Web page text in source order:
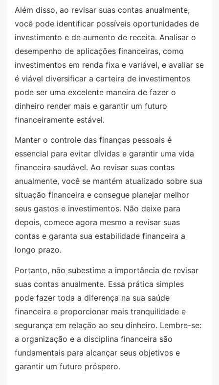
Além disso, ao revisar suas contas anualmente,
você pode identificar possíveis oportunidades de
investimento e de aumento de receita. Analisar o
desempenho de aplicações financeiras, como
investimentos em renda fixa e variável, e avaliar se
é viável diversificar a carteira de investimentos
pode ser uma excelente maneira de fazer o
dinheiro render mais e garantir um futuro
financeiramente estável.
Manter o controle das finanças pessoais é
essencial para evitar dívidas e garantir uma vida
financeira saudável. Ao revisar suas contas
anualmente, você se mantém atualizado sobre sua
situação financeira e consegue planejar melhor
seus gastos e investimentos. Não deixe para
depois, comece agora mesmo a revisar suas
contas e garanta sua estabilidade financeira a
longo prazo.
Portanto, não subestime a importância de revisar
suas contas anualmente. Essa prática simples
pode fazer toda a diferença na sua saúde
financeira e proporcionar mais tranquilidade e
segurança em relação ao seu dinheiro. Lembre-se:
a organização e a disciplina financeira são
fundamentais para alcançar seus objetivos e
garantir um futuro próspero.